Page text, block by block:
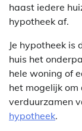
haast iedere
hypotheek af.
Je hypotheek
huis het
hele woning of
het mogelijk
verduurzamen
hypotheek.